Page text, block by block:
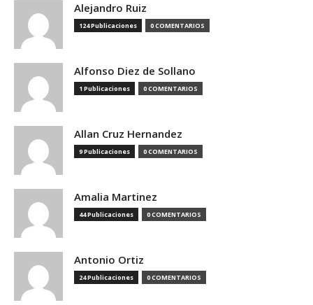
Alejandro Ruiz
124 Publicaciones 0 COMENTARIOS
Alfonso Diez de Sollano
1 Publicaciones 0 COMENTARIOS
Allan Cruz Hernandez
9 Publicaciones 0 COMENTARIOS
Amalia Martinez
44 Publicaciones 0 COMENTARIOS
Antonio Ortiz
24 Publicaciones 0 COMENTARIOS